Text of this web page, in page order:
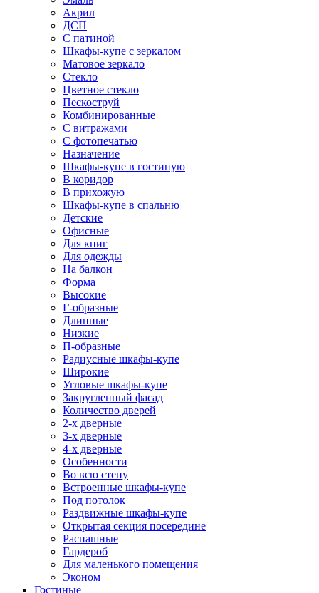
Акрил
ДСП
С патиной
Шкафы-купе с зеркалом
Матовое зеркало
Стекло
Цветное стекло
Пескоструй
Комбинированные
С витражами
С фотопечатью
Назначение
Шкафы-купе в гостиную
В коридор
В прихожую
Шкафы-купе в спальню
Детские
Офисные
Для книг
Для одежды
На балкон
Форма
Высокие
Г-образные
Длинные
Низкие
П-образные
Радиусные шкафы-купе
Широкие
Угловые шкафы-купе
Закругленный фасад
Количество дверей
2-х дверные
3-х дверные
4-х дверные
Особенности
Во всю стену
Встроенные шкафы-купе
Под потолок
Раздвижные шкафы-купе
Открытая секция посередине
Распашные
Гардероб
Для маленького помещения
Эконом
Гостиные